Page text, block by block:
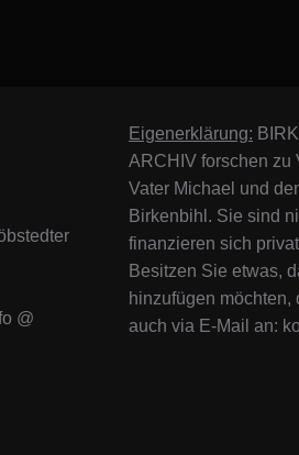
@
Eigenerklärung:
ARCHIV forschen zu
Vater Michael und
Birkenbihl. Sie sind
finanzieren sich
Besitzen Sie etwas,
hinzufügen möchten,
auch via E-Mail an: